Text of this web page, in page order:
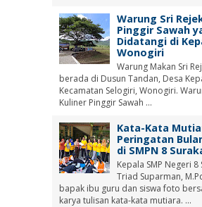
Warung Sri
Pinggir Sawah
Didatangi di
Wonogiri
Warung Makan Sri
berada di Dusun Tandan, Desa
Kecamatan Selogiri, Wonogiri.
Kuliner Pinggir Sawah ...
Kata-Kata
Peringatan
di SMPN 8
Kepala SMP Negeri 8
Triad Suparman,
bapak ibu guru dan siswa foto
karya tulisan kata-kata mutiara. ...